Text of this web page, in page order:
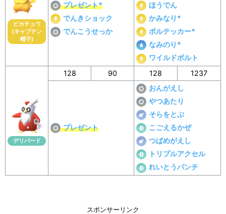
ピカチュウ
(キャプテン
帽子)
プレゼント*
でんきショック
でんこうせっか
ほうでん
かみなり*
ボルテッカー*
なみのり*
ワイルドボルト
デリバード
128 90 128 1237
プレゼント
おんがえし
やつあたり
そらをとぶ
こごえるかぜ
つばめがえし
トリプルアクセル
れいとうパンチ
スポンサーリンク